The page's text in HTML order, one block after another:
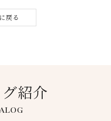
戻る
紹介